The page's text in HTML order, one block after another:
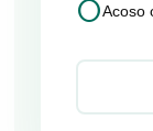
circleAcoso